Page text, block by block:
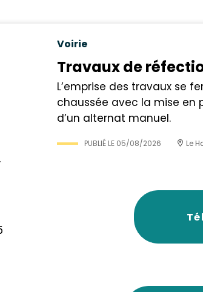
Voirie
Travaux de
L’emprise des travaux se
chaussée avec la mise en
d’un alternat manuel.
PUBLIÉ LE 05/08/2026 Le